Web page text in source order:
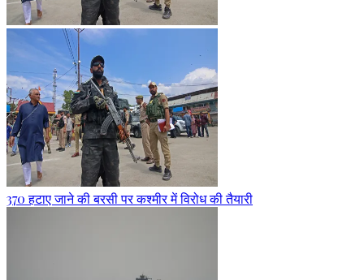
370 हटाए जाने की बरसी पर कश्मीर में विरोध की तैयारी